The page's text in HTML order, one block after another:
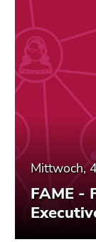
Mittwoch,
FAME -